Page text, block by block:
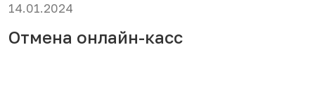
14.01.2024
Отмена онлайн-касс